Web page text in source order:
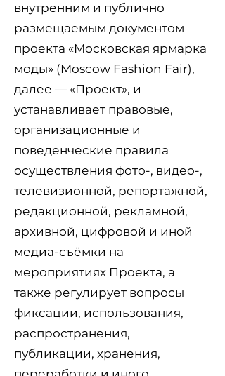
внутренним и публично
размещаемым документом
проекта «Московская ярмарка
моды» (Moscow Fashion Fair),
далее — «Проект», и
устанавливает правовые,
организационные и
поведенческие правила
осуществления фото-, видео-,
телевизионной, репортажной,
редакционной, рекламной,
архивной, цифровой и иной
медиа-съёмки на
мероприятиях Проекта, а
также регулирует вопросы
фиксации, использования,
распространения,
публикации, хранения,